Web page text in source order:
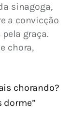
sinagoga,
a convicção
graça.
chora,
chorando?
dorme”